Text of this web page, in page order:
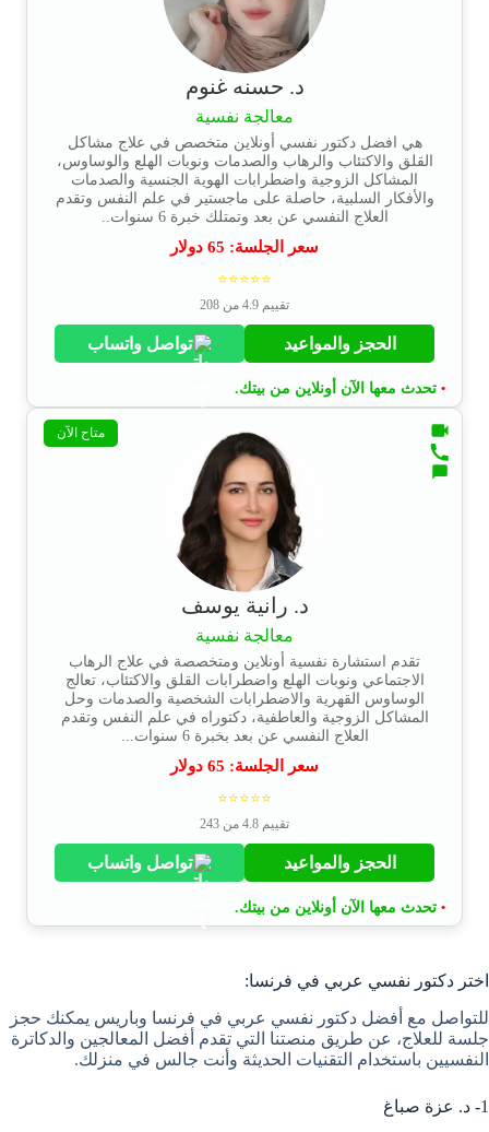
د. حسنه غنوم
معالجة نفسية
هي افضل دكتور نفسي أونلاين متخصص في علاج مشاكل
القلق والاكتئاب والرهاب والصدمات ونوبات الهلع والوساوس،
المشاكل الزوجية واضطرابات الهوية الجنسية والصدمات
والأفكار السلبية، حاصلة على ماجستير في علم النفس وتقدم
العلاج النفسي عن بعد وتمتلك خبرة 6 سنوات..
سعر الجلسة: 65 دولار
⭐⭐⭐⭐⭐
تقييم 4.9 من 208
الحجز والمواعيد تواصل واتساب
• تحدث معها الآن أونلاين من بيتك.
متاح الآن
د. رانية يوسف
معالجة نفسية
تقدم استشارة نفسية أونلاين ومتخصصة في علاج الرهاب
الاجتماعي ونوبات الهلع واضطرابات القلق والاكتئاب، تعالج
الوساوس القهرية والاضطرابات الشخصية والصدمات وحل
المشاكل الزوجية والعاطفية، دكتوراه في علم النفس وتقدم
العلاج النفسي عن بعد بخبرة 6 سنوات...
سعر الجلسة: 65 دولار
⭐⭐⭐⭐⭐
تقييم 4.8 من 243
الحجز والمواعيد تواصل واتساب
• تحدث معها الآن أونلاين من بيتك.
اختر دكتور نفسي عربي في فرنسا:
للتواصل مع أفضل دكتور نفسي عربي في فرنسا وباريس يمكنك حجز
جلسة للعلاج، عن طريق منصتنا التي تقدم أفضل المعالجين والدكاترة
النفسيين باستخدام التقنيات الحديثة وأنت جالس في منزلك.
1- د. عزة صباغ